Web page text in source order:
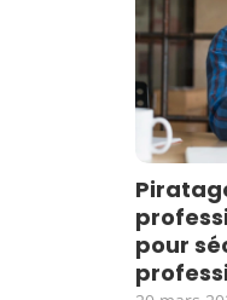
pour